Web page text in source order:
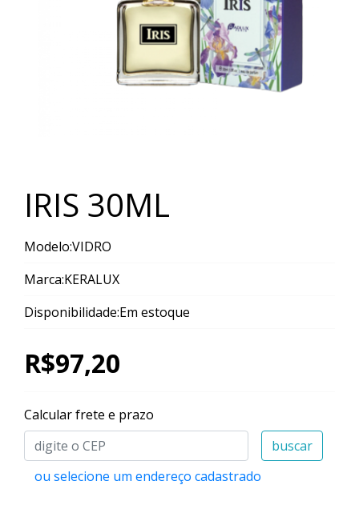
IRIS 30ML
Modelo:VIDRO
Marca:KERALUX
Disponibilidade:Em estoque
R$97,20
Calcular frete e prazo
buscar
ou selecione um endereço cadastrado